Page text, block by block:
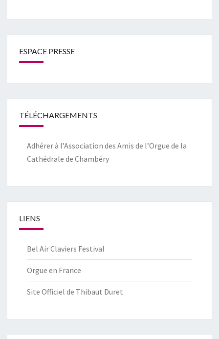
ESPACE PRESSE
TÉLÉCHARGEMENTS
Adhérer à l’Association des Amis de l’Orgue de la
Cathédrale de Chambéry
LIENS
Bel Air Claviers Festival
Orgue en France
Site Officiel de Thibaut Duret